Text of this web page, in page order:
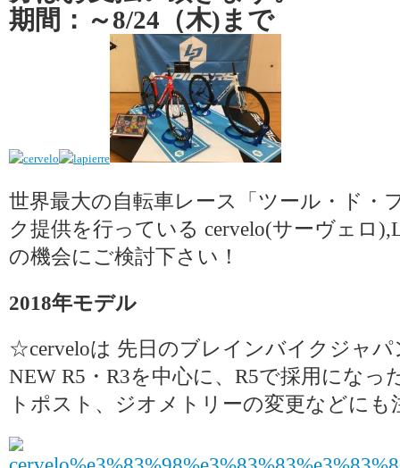
期間：～8/24（木)まで
世界最大の自転車レース「ツール・ド・
ク提供を行っている cervelo(サーヴェロ
の機会にご検討下さい！
2018年モデル
☆cerveloは 先日のブレインバイクジャ
NEW R5・R3を中心に、R5で採用にな
トポスト、ジオメトリーの変更などにも